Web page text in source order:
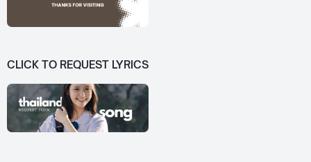
CLICK TO REQUEST LYRICS